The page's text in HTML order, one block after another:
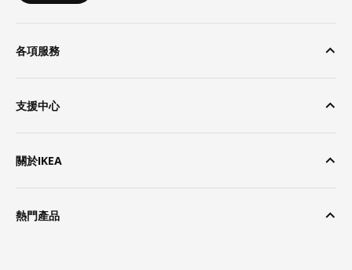
各項服務
支援中心
關於IKEA
熱門產品